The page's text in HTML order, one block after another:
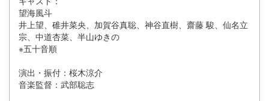
望海風斗
井上望、碓井菜央、加賀谷真聡、神谷直樹、齋藤 駿、仙名立
宗、中道杏菜、半山ゆきの
※五十音順
演出・振付：桜木涼介
音楽監督：武部聡志